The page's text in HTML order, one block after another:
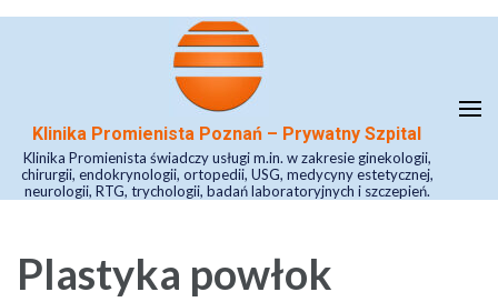
Skip
Enter)Klinika Promienista Poznań – Prywatny Szpital
Klinika Promienista świadczy usługi m.in. w zakresie ginekologii,
chirurgii, endokrynologii, ortopedii, USG, medycyny estetycznej,
neurologii, RTG, trychologii, badań laboratoryjnych i szczepień.
Plastyka powłok